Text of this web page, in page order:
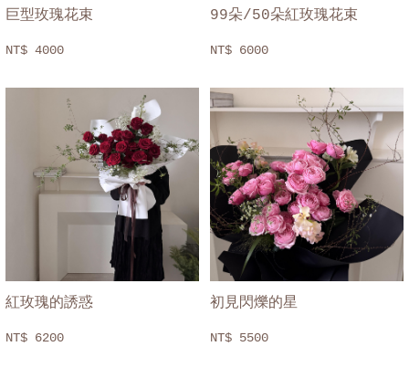
巨型玫瑰花束
NT$ 4000
99朵/50朵紅玫瑰花束
NT$ 6000
紅玫瑰的誘惑
NT$ 6200
初見閃爍的星
NT$ 5500